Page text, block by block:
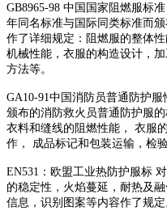
GB8965-98 中国国家阻燃服标
年同名标准与国际同类标准而
作了详细规定：阻燃服的整体
机械性能，衣服的构造设计，
方法等。
GA10-91中国消防员普通防护
颁布的消防救火员普通防护服
衣料和缝线的阻燃性能， 衣服
作， 成品标记和包装运输，检验
EN531：欧盟工业热防护服标
的稳定性，火焰蔓延，耐热及
信息，识别图案等内容作了规定